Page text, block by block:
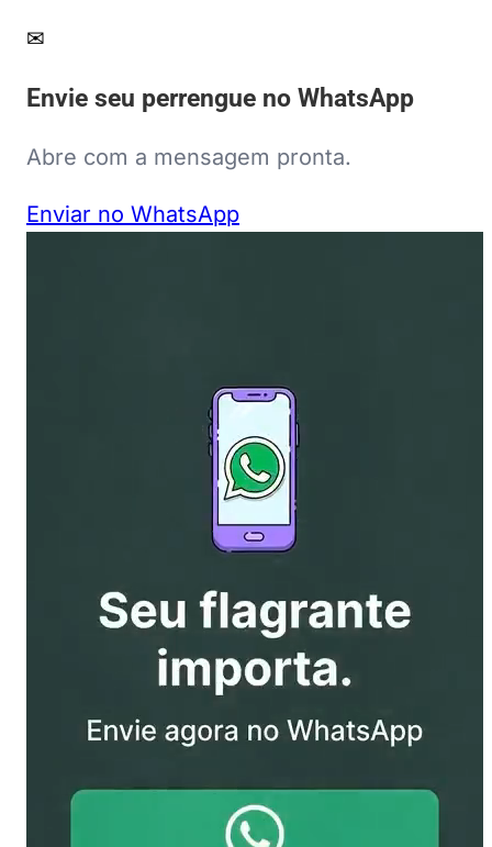
✉
Envie seu perrengue no WhatsApp
Abre com a mensagem pronta.
Enviar no WhatsApp